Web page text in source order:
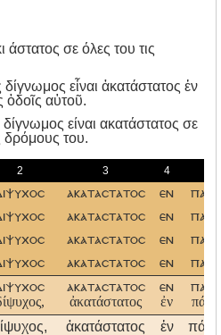
άστατος σε όλες του τις
εἶναι ἀκατάστατος ἐν
ὁδοῖς αὑτοῦ.
είναι ακατάστατος σε
δρόμους του.
2 3 4
ακαταστατοσ εν
ακαταστατοσ εν
ακαταστατοσ εν
ακαταστατοσ εν
ακαταστατοσ
ἀκατάστατος
εν
ἐν
ἀκατάστατος ἐν